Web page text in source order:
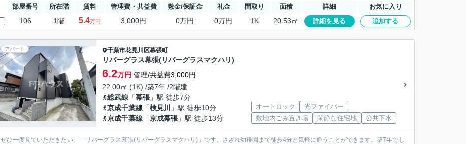
部屋番号 所在階 賃料 管理費・共益費 敷金/保証金 礼金 間取り 面積 詳細 お気に入り
106 1階 5.4万円 3,000円 0万円 0万円 1K 20.53㎡ 詳細を見る 追加する
アパート 千葉市花見川区幕張町
リバーグラス幕張(リバーグラスマクハリ)
6.2万円 管理/共益費3,000円
22.00㎡ (1K) /築7年 /2階建
総武線 「幕張 」駅 徒歩7分
京成千葉線 「検見川
」駅 徒歩10分
京成千葉線 「京成幕張 」駅 徒歩13分
オートロック
光ファイバー
敷地内ごみ置き場
閑静な住宅地 公共下水
ぜひ一度見ていただきたい、「リバーグラス幕張(リバーグラスマクハリ)」です。さざれ幼稚園まで徒歩4分と気軽に通うことができます。築7年でし